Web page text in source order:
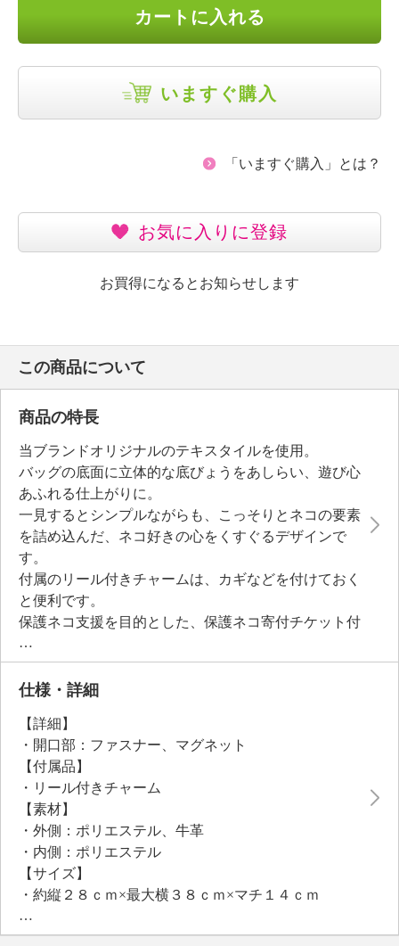
カートに入れる
いますぐ購入
「いますぐ購入」とは？
お気に入りに登録
お買得になるとお知らせします
この商品について
商品の特長
当ブランドオリジナルのテキスタイルを使用。
バッグの底面に立体的な底びょうをあしらい、遊び心
あふれる仕上がりに。
一見するとシンプルながらも、こっそりとネコの要素
を詰め込んだ、ネコ好きの心をくすぐるデザインで
す。
付属のリール付きチャームは、カギなどを付けておく
と便利です。
保護ネコ支援を目的とした、保護ネコ寄付チケット付
き。
仕様・詳細
【詳細】
・開口部：ファスナー、マグネット
【付属品】
・リール付きチャーム
【素材】
・外側：ポリエステル、牛革
・内側：ポリエステル
【サイズ】
・約縦２８ｃｍ×最大横３８ｃｍ×マチ１４ｃｍ
・Ａ４サイズ：不可
【重さ】